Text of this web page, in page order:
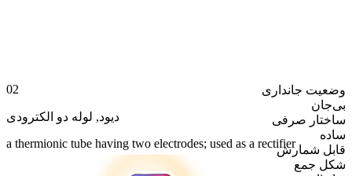
وضعیت جانداری
بی‌جان
ساختار صرفی
ساده
قابل شمارش
شکل جمع
02
دیود, لوله دو الکترودی
a thermionic tube having two electrodes; used as a rectifier